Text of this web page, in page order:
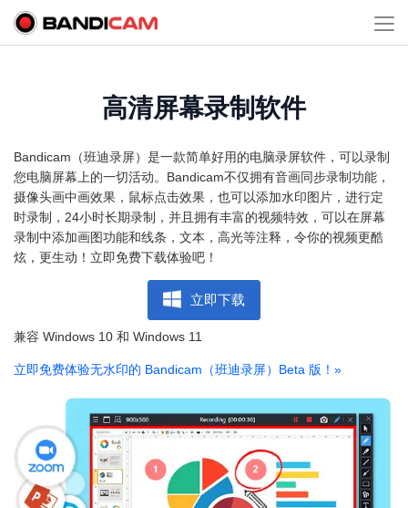
高清屏幕录制软件
Bandicam（班迪录屏）是一款简单好用的电脑录屏软件，可以录制
您电脑屏幕上的一切活动。Bandicam不仅拥有音画同步录制功能，
摄像头画中画效果，鼠标点击效果，也可以添加水印图片，进行定
时录制，24小时长期录制，并且拥有丰富的视频特效，可以在屏幕
录制中添加画图功能和线条，文本，高光等注释，令你的视频更酷
炫，更生动！立即免费下载体验吧！
立即下载
兼容 Windows 10 和 Windows 11
立即免费体验无水印的 Bandicam（班迪录屏）Beta 版！ »